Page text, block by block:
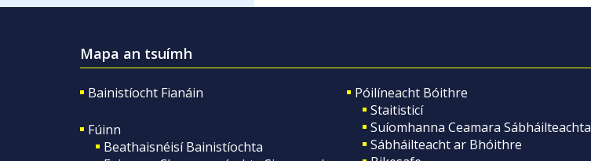
Mapa an tsuímh
Bainistíocht Fianáin
Fúinn
Beathaisnéisí Bainistíochta
Póilíneacht Bóithre
Staitisticí
Suíomhanna Ceamara Sábháilteachta
Sábháilteacht ar Bhóithre